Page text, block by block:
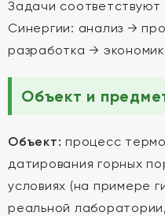
Задачи
Синергии: анализ →
разработка →
Объект и
Объект: процесс
датирования горных
условиях (на примере
реальной